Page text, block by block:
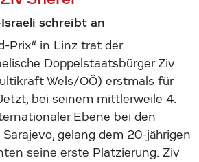
schreibt an
Prix“ in Linz trat der
Doppelstaatsbürger Ziv
Wels/OÖ) erstmals für
bei seinem mittlerweile 4.
Ebene bei den
gelang dem 20-jährigen
seine erste Platzierung. Ziv